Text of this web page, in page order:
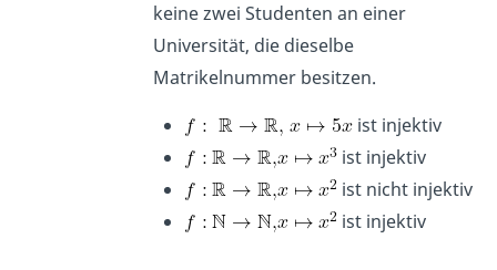
keine zwei Studenten an einer
Universität, die dieselbe
Matrikelnummer besitzen.
ist injektiv
ist injektiv
ist nicht injektiv
ist injektiv